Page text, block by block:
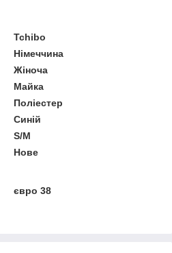
Tchibo
Німеччина
Жіноча
Майка
Поліестер
Синій
S/M
Нове
євро 38